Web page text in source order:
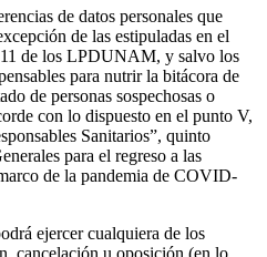
de datos personales que
de las estipuladas en el
de los LPDUNAM, y salvo los
para nutrir la bitácora de
de personas sospechosas o
con lo dispuesto en el punto V,
Sanitarios”, quinto
para el regreso a las
de la pandemia de COVID-
ejercer cualquiera de los